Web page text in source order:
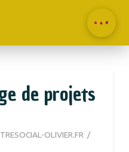
de projets
OLIVIER.FR